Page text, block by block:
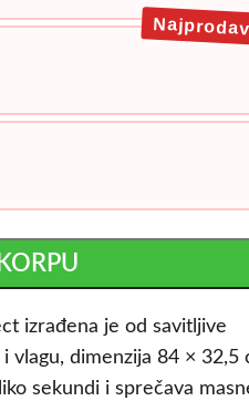
izrađena je od savitljive
dimenzija 84 × 32,5
sekundi i sprečava